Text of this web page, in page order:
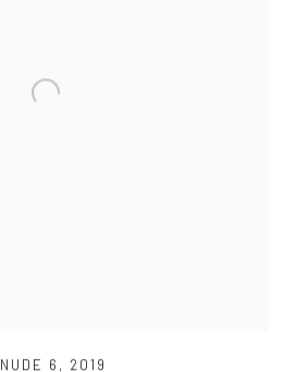
NUDE 6 , 2019